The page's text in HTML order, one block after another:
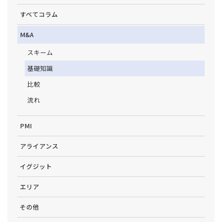
すべてコラム
M&A
スキーム
基礎知識
比較
流れ
PMI
アライアンス
イグジット
エリア
その他